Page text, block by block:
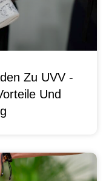
Zu UVV -
Und